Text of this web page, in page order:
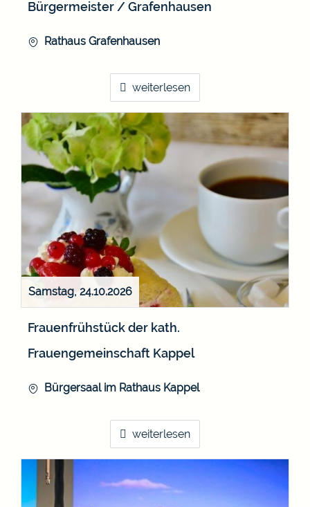
Bürgermeister / Grafenhausen
Rathaus Grafenhausen
weiterlesen
Samstag, 24.10.2026
Frauenfrühstück der kath.
Frauengemeinschaft Kappel
Bürgersaal im Rathaus Kappel
weiterlesen